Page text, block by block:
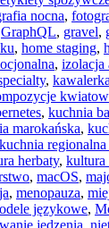
nocna,
GraphQL, gravel,
, home staging,
, izolacja
,
, kuchnia
marokańska,
kuchnia regionalna
herbaty, kultura
, macOS,
, menopauza,
językowe,
jedzenia,